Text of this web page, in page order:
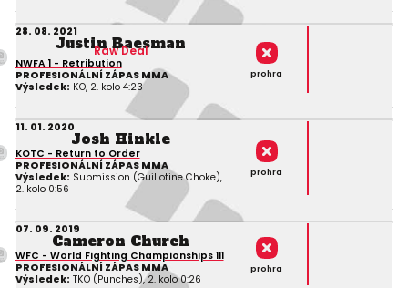
28. 08. 2021
Justin Baesman
Raw Deal
NWFA 1 - Retribution
PROFESIONÁLNÍ ZÁPAS MMA
Výsledek: KO, 2. kolo 4:23
prohra
11. 01. 2020
Josh Hinkle
KOTC - Return to Order
PROFESIONÁLNÍ ZÁPAS MMA
Výsledek: Submission (Guillotine Choke),
2. kolo 0:56
prohra
07. 09. 2019
Cameron Church
WFC - World Fighting Championships 111
PROFESIONÁLNÍ ZÁPAS MMA
Výsledek: TKO (Punches), 2. kolo 0:26
prohra